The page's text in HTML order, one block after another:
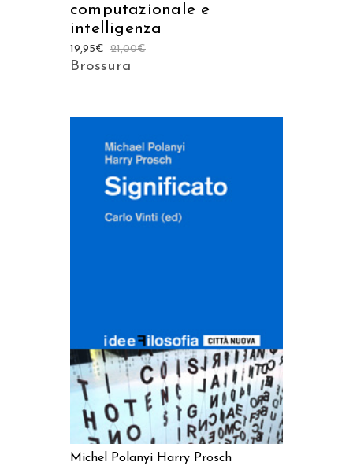
computazionale e
intelligenza
21,00€
19,95€
Brossura
Michel Polanyi Harry Prosch